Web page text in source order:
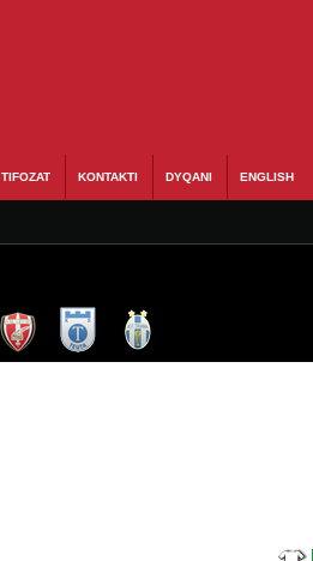
TIFOZAT KONTAKTI DYQANI ENGLISH